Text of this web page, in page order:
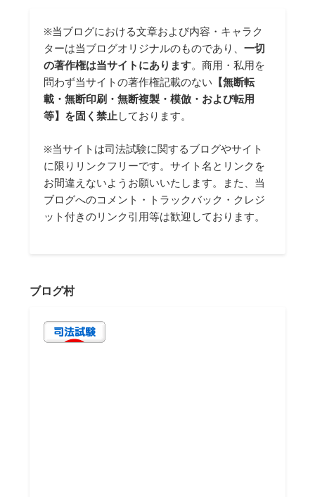
※当ブログにおける文章および内容・キャラク
ターは当ブログオリジナルのものであり、一切
の著作権は当サイトにあります。商用・私用を
問わず当サイトの著作権記載のない 【無断転
載・無断印刷・無断複製・模倣・および転用
等】を固く禁止しております。
※当サイトは司法試験に関するブログやサイト
に限りリンクフリーです。サイト名とリンクを
お間違えないようお願いいたします。また、当
ブログへのコメント・トラックバック・クレジ
ット付きのリンク引用等は歓迎しております。
ブログ村